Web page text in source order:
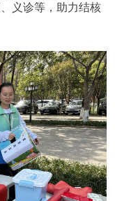
义诊等，助力结核